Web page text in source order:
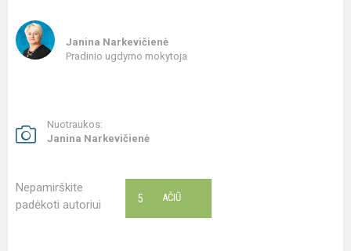
Janina Narkevičienė
Pradinio ugdymo mokytoja
Nuotraukos:
Janina Narkevičienė
Nepamirškite
padėkoti autoriui
AČIŪ
5